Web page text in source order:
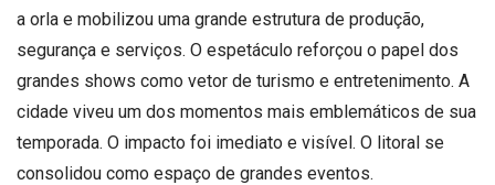
a orla e mobilizou uma grande estrutura de produção,
segurança e serviços. O espetáculo reforçou o papel dos
grandes shows como vetor de turismo e entretenimento. A
cidade viveu um dos momentos mais emblemáticos de sua
temporada. O impacto foi imediato e visível. O litoral se
consolidou como espaço de grandes eventos.